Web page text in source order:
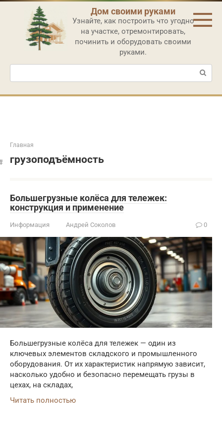
Перейти
контенту
Дом своими руками
Узнайте, как построить что угодно
на участке, отремонтировать,
починить и оборудовать своими
руками.
Поиск:
Главная
грузоподъёмность
Большегрузные колёса для тележек:
конструкция и применение
Информация Андрей Соколов 0
Большегрузные колёса для тележек — один из
ключевых элементов складского и промышленного
оборудования. От их характеристик напрямую зависит,
насколько удобно и безопасно перемещать грузы в
цехах, на складах,
Читать полностью